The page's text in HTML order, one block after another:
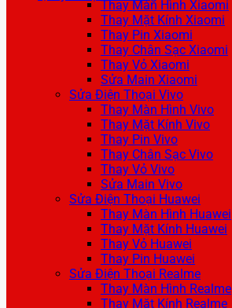
Thay Màn Hình Xiaomi
Thay Mặt Kính Xiaomi
Thay Pin Xiaomi
Thay Chân Sạc Xiaomi
Thay Vỏ Xiaomi
Sửa Main Xiaomi
Sửa Điện Thoại Vivo
Thay Màn Hình Vivo
Thay Mặt Kính Vivo
Thay Pin Vivo
Thay Chân Sạc Vivo
Thay Vỏ Vivo
Sửa Main Vivo
Sửa Điện Thoại Huawei
Thay Màn Hình Huawei
Thay Mặt Kính Huawei
Thay Vỏ Huawei
Thay Pin Huawei
Sửa Điện Thoại Realme
Thay Màn Hình Realme
Thay Mặt Kính Realme